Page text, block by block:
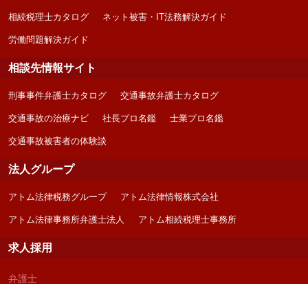
相続税理士カタログ ネット被害・IT法務解決ガイド
労働問題解決ガイド
相談先情報サイト
刑事事件弁護士カタログ 交通事故弁護士カタログ
交通事故の治療ナビ 社長プロ名鑑 士業プロ名鑑
交通事故被害者の体験談
法人グループ
アトム法律税務グループ アトム法律情報株式会社
アトム法律事務所弁護士法人 アトム相続税理士事務所
求人採用
弁護士